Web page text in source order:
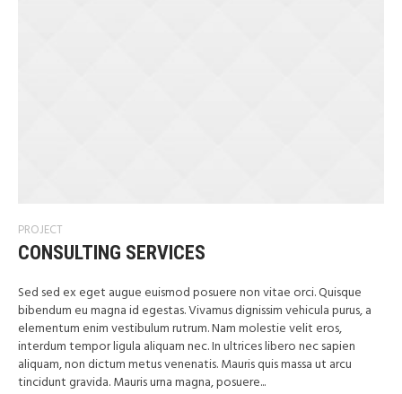
PROJECT
CONSULTING SERVICES
Sed sed ex eget augue euismod posuere non vitae orci. Quisque
bibendum eu magna id egestas. Vivamus dignissim vehicula purus, a
elementum enim vestibulum rutrum. Nam molestie velit eros,
interdum tempor ligula aliquam nec. In ultrices libero nec sapien
aliquam, non dictum metus venenatis. Mauris quis massa ut arcu
tincidunt gravida. Mauris urna magna, posuere...